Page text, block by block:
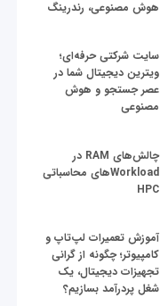
هوش مصنوعی، رندرینگ
سایت شرکتی حرفه‌ای؛
ویترین دیجیتال شما در
عصر جستجو و هوش
مصنوعی
چالش‌های RAM در
Workloadهای محاسباتی
HPC
آموزش تعمیرات لپ‌تاپ و
کامپیوتر؛ چگونه از گرانی
تجهیزات دیجیتال، یک
شغل پردرآمد بسازیم؟